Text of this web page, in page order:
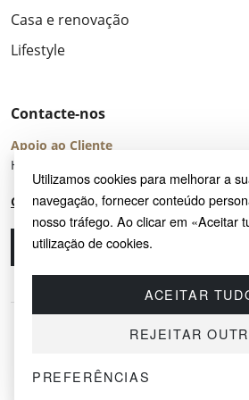
Utilizamos cookies para melhorar a
navegação, fornecer conteúdo
nosso tráfego. Ao clicar em «Aceitar
utilização de cookies.
ACEITAR
REJEITAR
PREFERÊNCIAS
Casa e renovação
Lifestyle
Contacte-nos
Apoio ao Cliente
Horário de Atendimento: seg – sex 8:00 –
Centro de Ajuda
Ligue-nos
© 2026 SAYRUG OÜ · KESKLINNA LINNAOSA,